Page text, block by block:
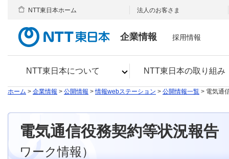
企業情報
NTT東日本について NTT東日本の取り組み
NTT東日本ホーム 法人のお客さま
採用情報
ホーム > 企業情報 > 公開情報 >情報webステーション > 公開情報一覧 > 電気通
電気通信役務契約等状況報告
ワーク情報）